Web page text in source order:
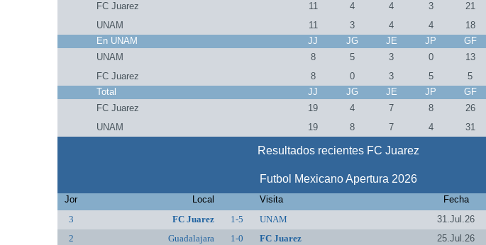
FC Juarez
11 4 4 3 21
UNAM
11 3 4 4 18
En UNAM
JJ JG JE JP GF
UNAM
8 5 3 0 13
FC Juarez
8 0 3 5 5
Total
JJ JG JE JP GF
FC Juarez
19 4 7 8 26
UNAM
19 8 7 4 31
Resultados recientes FC Juarez
Futbol Mexicano Apertura 2026
Jor Local Visita Fecha
3
FC Juarez 1-5 UNAM 31.Jul.26
2
Guadalajara 1-0 FC Juarez 25.Jul.26